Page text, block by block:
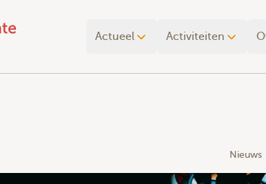
Actueel Activiteiten
Nieuws